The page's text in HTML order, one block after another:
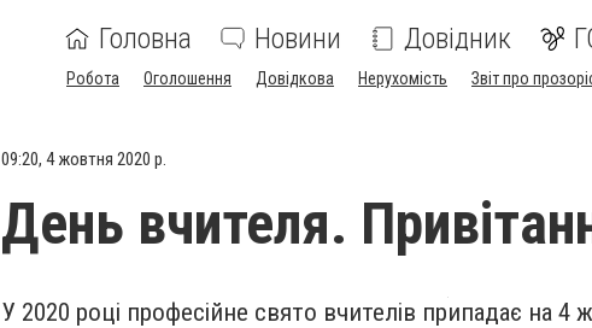
Головна Новини Довідник
Робота Оголошення Довідкова Нерухомість Звіт про
09:20, 4 жовтня 2020 р.
День вчителя.
У 2020 році професійне свято вчителів припадає на 4